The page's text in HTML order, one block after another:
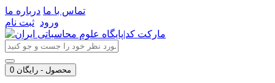
تماس با ما درباره ما
ورود ثبت نام
0 محصول - رایگان